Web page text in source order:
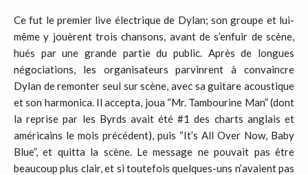
Ce fut le premier live électrique de Dylan; son groupe et lui-
même y jouèrent trois chansons, avant de s’enfuir de scène,
hués par une grande partie du public. Après de longues
négociations, les organisateurs parvinrent à convaincre
Dylan de remonter seul sur scène, avec sa guitare acoustique
et son harmonica. Il accepta, joua “Mr. Tambourine Man” (dont
la reprise par les Byrds avait été #1 des charts anglais et
américains le mois précédent), puis “It’s All Over Now, Baby
Blue”, et quitta la scène. Le message ne pouvait pas être
beaucoup plus clair, et si toutefois quelques-uns n’avaient pas